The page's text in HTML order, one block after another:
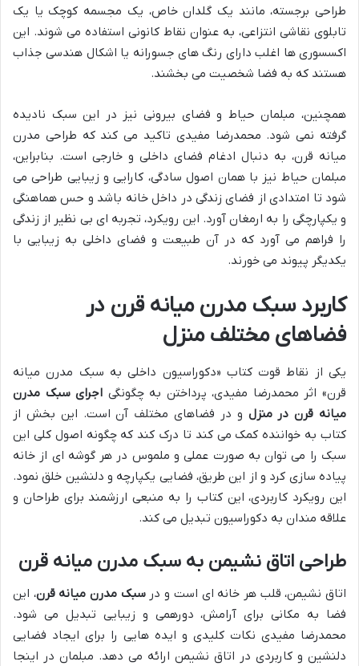
طراحی برجسته، مانند یک گلدان خاص، یک مجسمه کوچک یا یک
تابلوی نقاشی انتزاعی، به عنوان نقاط کانونی استفاده می شوند. این
اکسسوری ها اغلب دارای رنگ های جسورانه یا اشکال هندسی جذاب
هستند که به فضا شخصیت می بخشند.
همچنین، مبلمان حیاط و فضای بیرونی نیز در این سبک نادیده
گرفته نمی شود. محمدرضا مفیدی تاکید می کند که طراحی مدرن
میانه قرن، به دنبال ادغام فضای داخلی و خارجی است. بنابراین،
مبلمان حیاط نیز با همان اصول سادگی، کارایی و زیبایی طراحی می
شود تا امتدادی از فضای زندگی در داخل خانه باشد و حس هماهنگی
و یکپارچگی را به ارمغان آورد. این رویکرد، تجربه ای بی نظیر از زندگی
را فراهم می آورد که در آن طبیعت و فضای داخلی به زیبایی با
یکدیگر پیوند می خورند.
کاربرد سبک مدرن میانه قرن در
فضاهای مختلف منزل
یکی از نقاط قوت کتاب «دکوراسیون داخلی به سبک مدرن میانه
قرن» اثر محمدرضا مفیدی، پرداختن به چگونگی اجرای سبک مدرن
میانه قرن در منزل و در فضاهای مختلف آن است. این بخش از
کتاب به خواننده کمک می کند تا درک کند که چگونه اصول کلی این
سبک را می توان به صورت عملی و ملموس در هر گوشه ای از خانه
پیاده سازی کرد و از این طریق، فضایی یکپارچه و دلنشین خلق نمود.
این رویکرد کاربردی، این کتاب را به منبعی ارزشمند برای طراحان و
علاقه مندان به دکوراسیون تبدیل می کند.
طراحی اتاق نشیمن به سبک مدرن میانه قرن
اتاق نشیمن، قلب هر خانه ای است و درسبک مدرن میانه قرن، این
فضا به مکانی برای آرامش، دورهمی و زیبایی تبدیل می شود.
محمدرضا مفیدی نکات کلیدی و ایده هایی را برای ایجاد فضایی
دلنشین و کاربردی در اتاق نشیمن ارائه می دهد. مبلمان در اینجا